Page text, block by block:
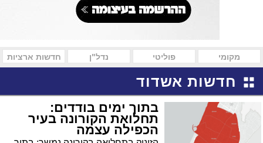
מקומי פוליטי נדל"ן חדשות ארציות
חדשות אשדוד
בתוך ימים בודדים:
תחלואת הקורונה בעיר
הכפילה עצמה